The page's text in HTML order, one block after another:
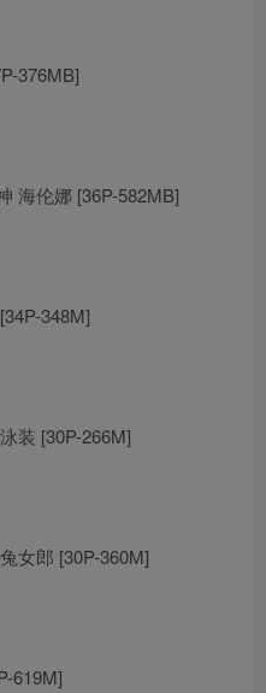
376MB]
海伦娜 [36P-582MB]
348M]
装 [30P-266M]
女郎 [30P-360M]
619M]